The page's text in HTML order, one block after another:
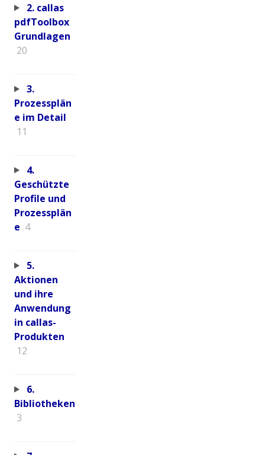
2. callas
pdfToolbox
Grundlagen
20
3.
Prozessplän
e im Detail
11
4.
Geschützte
Profile und
Prozessplän
e 4
5.
Aktionen
und ihre
Anwendung
in callas-
Produkten
12
6.
Bibliotheken
3